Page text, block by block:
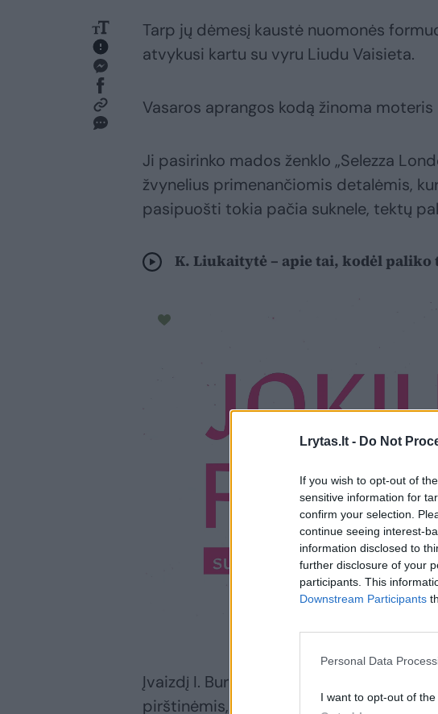
Lrytas.lt - Do Not
If you wish to opt-out of
sensitive information for
confirm your selection.
continue seeing interest-
information disclosed to
further disclosure of your
participants. This
Downstream Participants
Personal Data
I want to opt-out of
Tarp jų dėmesį kaustė nuomonės
atvykusi kartu su vyru Liudu Vaisieta.
Vasaros aprangos kodą žinoma
Ji pasirinko mados ženklo „Selezza
žvynelius primenančiomis detalėmis,
pasipuošti tokia pačia suknele, tektų
K. Liukaitytė – apie tai, kodėl
Įvaizdį I. Burlinskaitė-Vaisieta papildė
pirštinėmis, balta pūkuota rankine bei